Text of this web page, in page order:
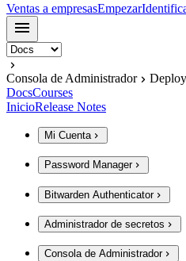
Ventas a empresasEmpezar
Consola de Administrador
DocsCourses
InicioRelease Notes
Mi Cuenta
Password Manager
Bitwarden Authenticator
Administrador de secretos
Consola de Administrador